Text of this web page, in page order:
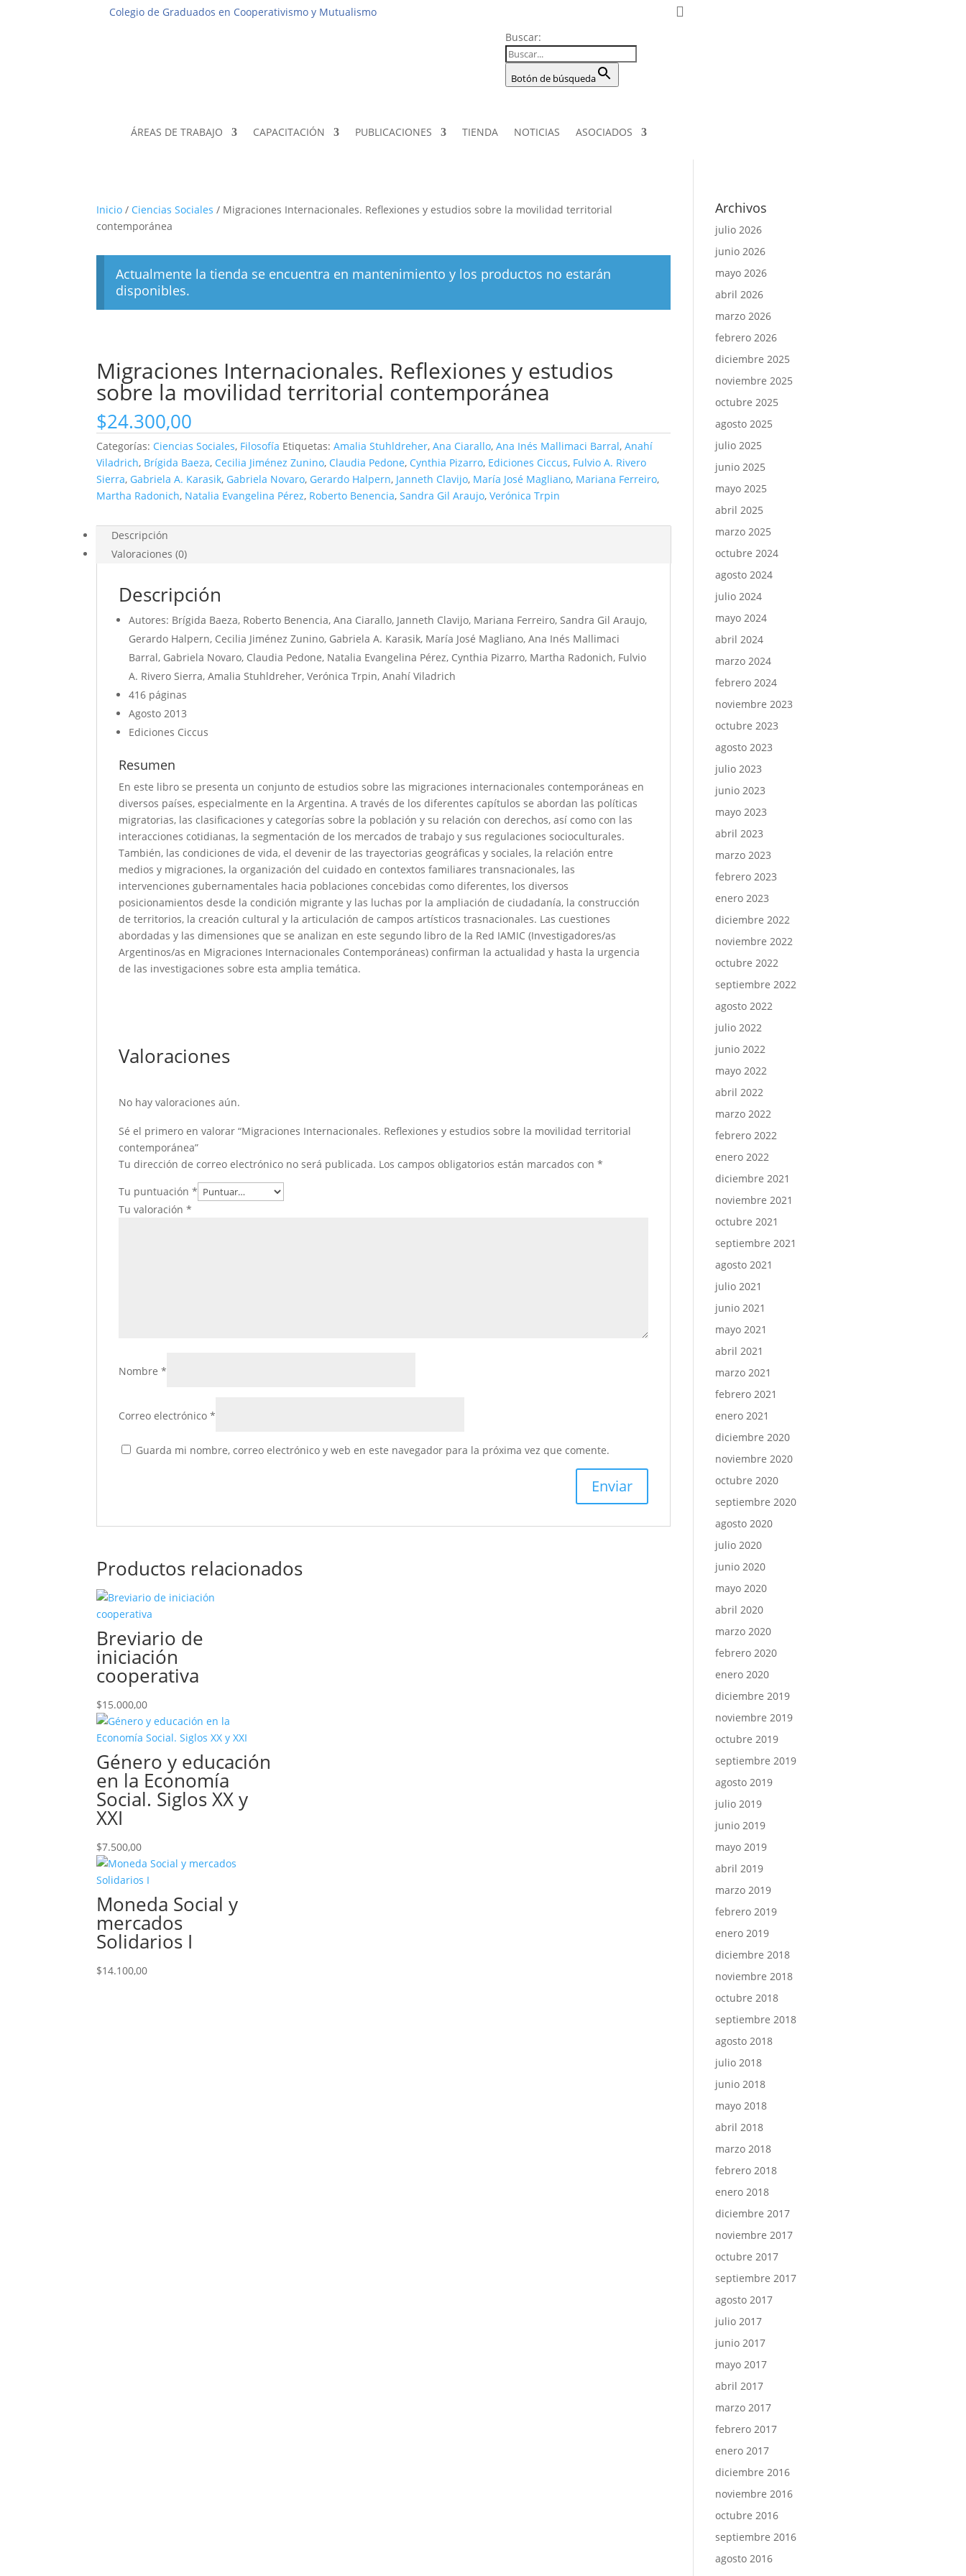
Colegio de Graduados en Cooperativismo y Mutualismo
Buscar:
Botón de búsqueda
ÁREAS DE TRABAJO CAPACITACIÓN PUBLICACIONES TIENDA NOTICIAS ASOCIADOS
Inicio / Ciencias Sociales / Migraciones Internacionales. Reflexiones y estudios sobre la movilidad territorial
contemporánea
Actualmente la tienda se encuentra en mantenimiento y los productos no estarán
disponibles.
Migraciones Internacionales. Reflexiones y estudios
sobre la movilidad territorial contemporánea
$24.300,00
Categorías: Ciencias Sociales, Filosofía Etiquetas:Amalia Stuhldreher,Ana Ciarallo,Ana Inés Mallimaci Barral,Anahí
Viladrich, Brígida Baeza, Cecilia Jiménez Zunino, Claudia Pedone, Cynthia Pizarro, Ediciones Ciccus, Fulvio A. Rivero
Sierra, Gabriela A. Karasik, Gabriela Novaro, Gerardo Halpern, Janneth Clavijo, María José Magliano, Mariana Ferreiro,
Martha Radonich, Natalia Evangelina Pérez, Roberto Benencia,Sandra Gil Araujo,Verónica Trpin
Descripción
Valoraciones (0)
Descripción
Autores: Brígida Baeza, Roberto Benencia, Ana Ciarallo, Janneth Clavijo, Mariana Ferreiro, Sandra Gil Araujo,
Gerardo Halpern, Cecilia Jiménez Zunino, Gabriela A. Karasik, María José Magliano, Ana Inés Mallimaci
Barral, Gabriela Novaro, Claudia Pedone, Natalia Evangelina Pérez, Cynthia Pizarro, Martha Radonich, Fulvio
A. Rivero Sierra, Amalia Stuhldreher, Verónica Trpin, Anahí Viladrich
416 páginas
Agosto 2013
Ediciones Ciccus
Resumen
En este libro se presenta un conjunto de estudios sobre las migraciones internacionales contemporáneas en
diversos países, especialmente en la Argentina. A través de los diferentes capítulos se abordan las políticas
migratorias, las clasificaciones y categorías sobre la población y su relación con derechos, así como con las
interacciones cotidianas, la segmentación de los mercados de trabajo y sus regulaciones socioculturales.
También, las condiciones de vida, el devenir de las trayectorias geográficas y sociales, la relación entre
medios y migraciones, la organización del cuidado en contextos familiares transnacionales, las
intervenciones gubernamentales hacia poblaciones concebidas como diferentes, los diversos
posicionamientos desde la condición migrante y las luchas por la ampliación de ciudadanía, la construcción
de territorios, la creación cultural y la articulación de campos artísticos trasnacionales. Las cuestiones
abordadas y las dimensiones que se analizan en este segundo libro de la Red IAMIC (Investigadores/as
Argentinos/as en Migraciones Internacionales Contemporáneas) confirman la actualidad y hasta la urgencia
de las investigaciones sobre esta amplia temática.
Valoraciones
No hay valoraciones aún.
Sé el primero en valorar “Migraciones Internacionales. Reflexiones y estudios sobre la movilidad territorial
contemporánea”
Tu dirección de correo electrónico no será publicada. Los campos obligatorios están marcados con*
Tu puntuación*
Tu valoración*
Nombre*
Correo electrónico*
Guarda mi nombre, correo electrónico y web en este navegador para la próxima vez que comente.
Productos relacionados
Breviario de
iniciación
cooperativa
$15.000,00
Género y educación
en la Economía
Social. Siglos XX y
XXI
$7.500,00
Moneda Social y
mercados
Solidarios I
$14.100,00
Archivos
julio 2026
junio 2026
mayo 2026
abril 2026
marzo 2026
febrero 2026
diciembre 2025
noviembre 2025
octubre 2025
agosto 2025
julio 2025
junio 2025
mayo 2025
abril 2025
marzo 2025
octubre 2024
agosto 2024
julio 2024
mayo 2024
abril 2024
marzo 2024
febrero 2024
noviembre 2023
octubre 2023
agosto 2023
julio 2023
junio 2023
mayo 2023
abril 2023
marzo 2023
febrero 2023
enero 2023
diciembre 2022
noviembre 2022
octubre 2022
septiembre 2022
agosto 2022
julio 2022
junio 2022
mayo 2022
abril 2022
marzo 2022
febrero 2022
enero 2022
diciembre 2021
noviembre 2021
octubre 2021
septiembre 2021
agosto 2021
julio 2021
junio 2021
mayo 2021
abril 2021
marzo 2021
febrero 2021
enero 2021
diciembre 2020
noviembre 2020
octubre 2020
septiembre 2020
agosto 2020
julio 2020
junio 2020
mayo 2020
abril 2020
marzo 2020
febrero 2020
enero 2020
diciembre 2019
noviembre 2019
octubre 2019
septiembre 2019
agosto 2019
julio 2019
junio 2019
mayo 2019
abril 2019
marzo 2019
febrero 2019
enero 2019
diciembre 2018
noviembre 2018
octubre 2018
septiembre 2018
agosto 2018
julio 2018
junio 2018
mayo 2018
abril 2018
marzo 2018
febrero 2018
enero 2018
diciembre 2017
noviembre 2017
octubre 2017
septiembre 2017
agosto 2017
julio 2017
junio 2017
mayo 2017
abril 2017
marzo 2017
febrero 2017
enero 2017
diciembre 2016
noviembre 2016
octubre 2016
septiembre 2016
agosto 2016